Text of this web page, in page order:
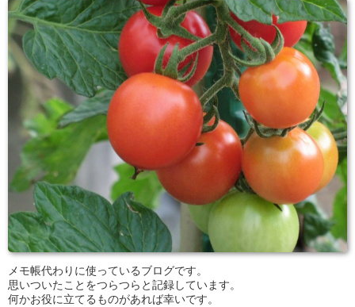
メモ帳代わりに使っているブログです。
思いついたことをつらつらと記録しています。
何かお役に立てるものがあれば幸いです。